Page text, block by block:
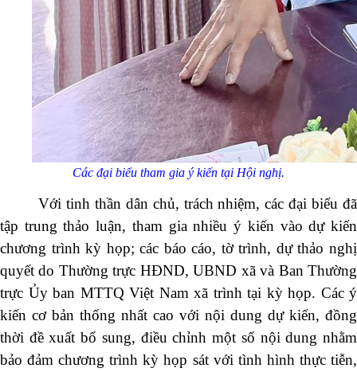
Các đại biểu tham gia ý kiến tại Hội nghị.
Với tinh thần dân chủ, trách nhiệm, các đại biểu đã
tập trung thảo luận, tham gia nhiều ý kiến vào dự kiến
chương trình kỳ họp; các báo cáo, tờ trình, dự thảo nghị
quyết do Thường trực HĐND, UBND xã và Ban Thường
trực Ủy ban MTTQ Việt Nam xã trình tại kỳ họp. Các ý
kiến cơ bản thống nhất cao với nội dung dự kiến, đồng
thời đề xuất bổ sung, điều chỉnh một số nội dung nhằm
bảo đảm chương trình kỳ họp sát với tình hình thực tiễn,